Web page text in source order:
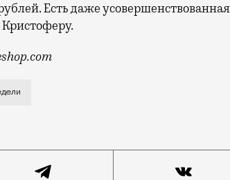
Есть даже усовершенствованная
в прозрачных балетках из